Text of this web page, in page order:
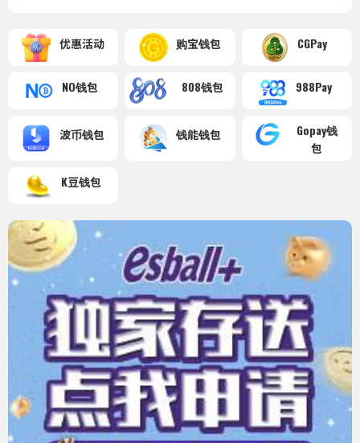
优惠活动 购宝钱包 CGPay
NO钱包 808钱包 988Pay
波币钱包 钱能钱包
Gopay钱
包
K豆钱包